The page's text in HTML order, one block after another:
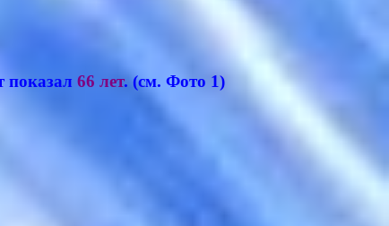
показал 66 лет. (см. Фото 1)